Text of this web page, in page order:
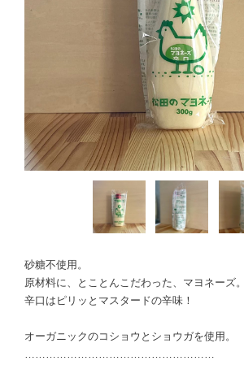
砂糖不使用。
原材料に、とことんこだわった、マヨネーズ。
辛口はピリッとマスタードの辛味！
オーガニックのコショウとショウガを使用。
………………………………………………